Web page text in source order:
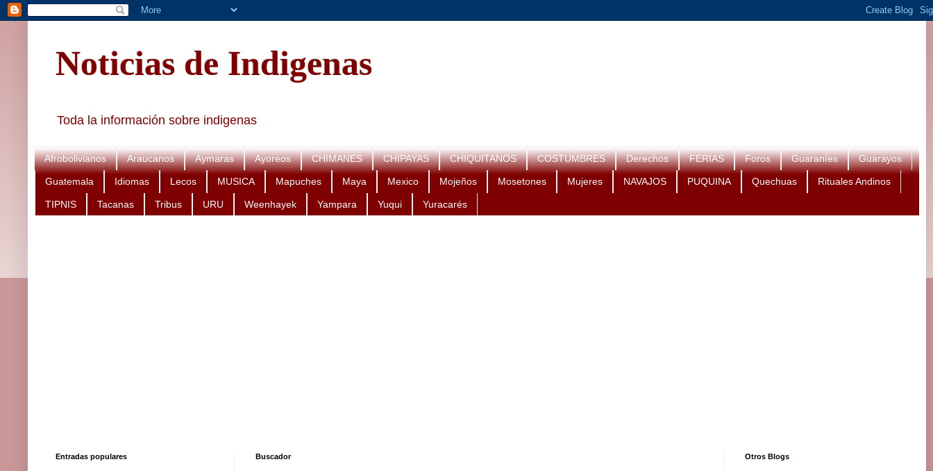
Noticias de Indigenas
Toda la información sobre indigenas
Afrobolivianos Araucanos Aymaras Ayoreos CHIMANES CHIPAYAS CHIQUITANOS COSTUMBRES Derechos FERIAS Foros Guaraníes Guarayos
Guatemala Idiomas Lecos MUSICA Mapuches Maya Mexico Mojeños Mosetones Mujeres NAVAJOS PUQUINA Quechuas Rituales Andinos
TIPNIS Tacanas Tribus URU Weenhayek Yampara Yuqui Yuracarés
Buscador
Entradas populares Otros Blogs